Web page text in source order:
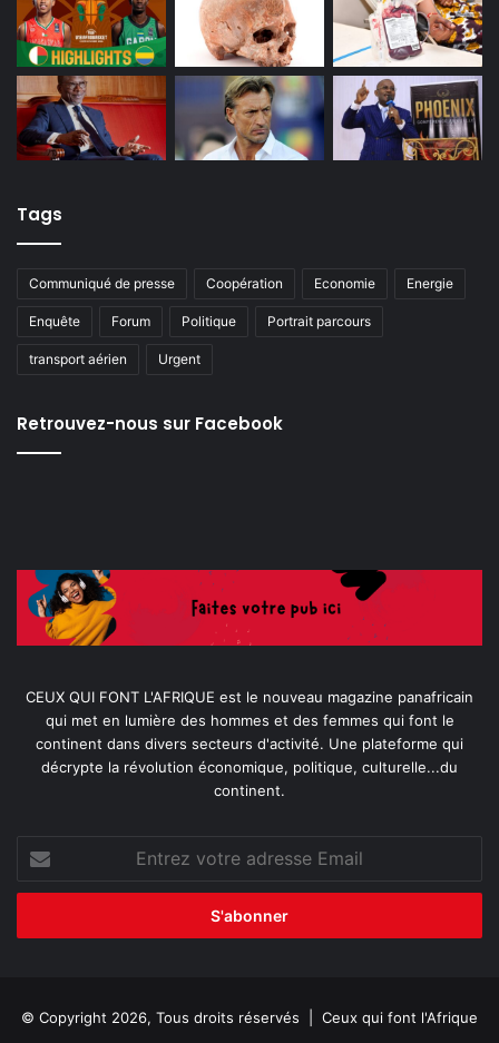
Tags
Communiqué de presse Coopération Economie Energie
Enquête Forum Politique Portrait parcours
transport aérien Urgent
Retrouvez-nous sur Facebook
CEUX QUI FONT L'AFRIQUE est le nouveau magazine panafricain
qui met en lumière des hommes et des femmes qui font le
continent dans divers secteurs d'activité. Une plateforme qui
décrypte la révolution économique, politique, culturelle...du
continent.
votre
adresse
© Copyright 2026, Tous droits réservés | Ceux qui font l'Afrique